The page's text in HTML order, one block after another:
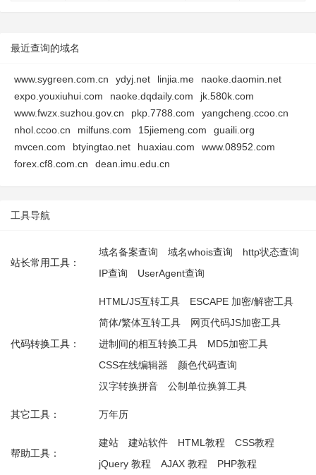
最近查询的域名
www.sygreen.com.cn ydyj.net linjia.me
naoke.daomin.net
expo.youxiuhui.com
naoke.dqdaily.com
jk.580k.com
www.fwzx.suzhou.gov.cn
pkp.7788.com
yangcheng.ccoo.cn
nhol.ccoo.cn
milfuns.com 15jiemeng.com
guaili.org
mvcen.com
btyingtao.net huaxiau.com
www.08952.com
forex.cf8.com.cn
dean.imu.edu.cn
工具导航
站长常用工具：
域名备案查询 域名whois查询
http状态查询
IP查询
UserAgent查询
代码转换工具：
HTML/JS互转工具
ESCAPE 加密/解密工具
简体/繁体互转工具
网页代码JS加密工具
进制间的相互转换工具
MD5加密工具
CSS在线编辑器
颜色代码查询
汉字转换拼音
公制单位换算工具
其它工具： 万年历
帮助工具：
建站 建站软件 HTML教程
CSS教程
jQuery 教程
AJAX 教程 PHP教程